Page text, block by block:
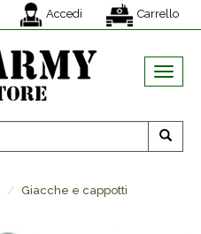
Accedi Carrello
MENU
Giacche e cappotti